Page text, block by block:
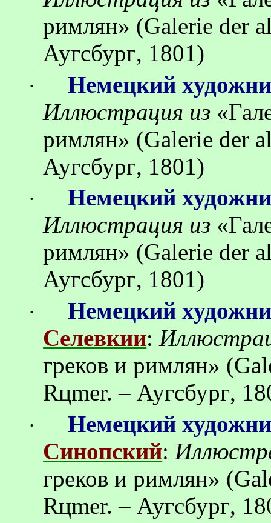
римлян» (Galerie der
Аугсбург, 1801)
·
Немецкий
Иллюстрация из «
римлян» (Galerie der
Аугсбург, 1801)
·
Немецкий
Иллюстрация из «
римлян» (Galerie der
Аугсбург, 1801)
·
Немецкий
Селевкии:
греков и римлян»
Rцmer. – Аугсбург,
·
Немецкий
Синопский:
греков и римлян»
Rцmer. – Аугсбург,